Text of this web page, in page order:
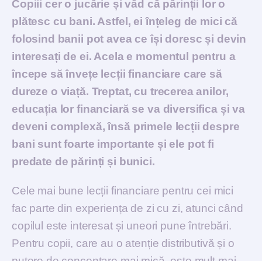
Copiii cer o jucărie și văd că părinții lor o
plătesc cu bani. Astfel, ei înțeleg de mici că
folosind banii pot avea ce își doresc și devin
interesați de ei. Acela e momentul pentru a
începe să învețe lecții financiare care să
dureze o viață. Treptat, cu trecerea anilor,
educația lor financiară se va diversifica și va
deveni complexă, însă primele lecții despre
bani sunt foarte importante și ele pot fi
predate de părinți și bunici.
Cele mai bune lecții financiare pentru cei mici
fac parte din experiența de zi cu zi, atunci când
copilul este interesat și uneori pune întrebări.
Pentru copii, care au o atenție distributivă și o